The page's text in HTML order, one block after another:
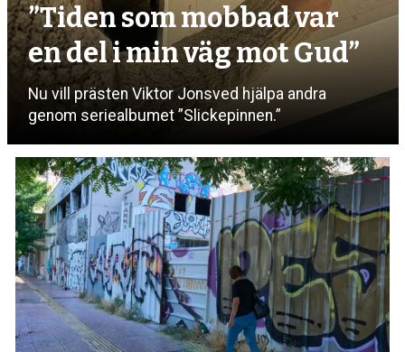
”Tiden som mobbad var
en del i min väg mot Gud”
Nu vill prästen Viktor Jonsved hjälpa andra
genom seriealbumet ”Slickepinnen.”